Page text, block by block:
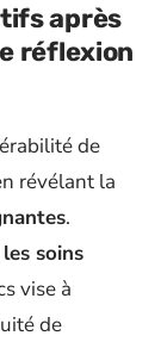
après
réflexion
de
révélant la
.
soins
vise à
de